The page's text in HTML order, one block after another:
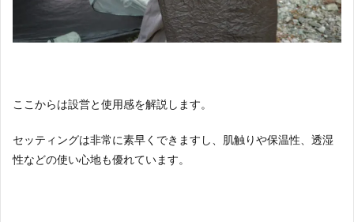
ここからは設営と使用感を解説します。
セッティングは非常に素早くできますし、肌触りや保温性、透湿
性などの使い心地も優れています。